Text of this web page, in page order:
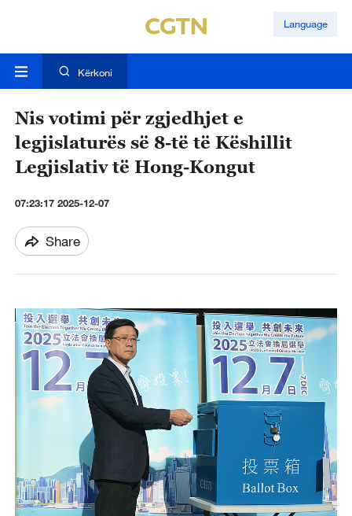
Language
Kërkoni
Nis votimi për zgjedhjet e
legjislaturës së 8-të të Këshillit
Legjislativ të Hong-Kongut
07:23:17 2025-12-07
Share